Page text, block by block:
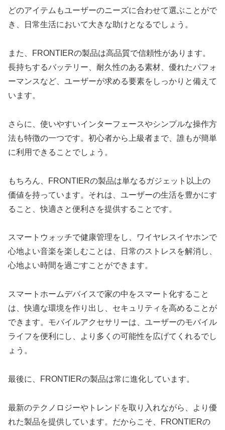
どのアイテムもユーザーのニーズに合わせて選ぶことがで
き、日常生活において大きな助けとなるでしょう。
また、FRONTIERの製品は高品質で信頼性があります。
長持ちするバッテリー、耐久性のある素材、優れたパフォ
ーマンスなど、ユーザーが求める要素をしっかりと備えて
います。
さらに、使いやすいインターフェースやシンプルな操作方
法も特徴の一つです。初心者から上級者まで、誰もが簡単
に利用できることでしょう。
もちろん、FRONTIERの製品は単なるガジェット以上の
価値を持っています。それは、ユーザーの生活を豊かにす
ること、快適さと便利さを提供することです。
スマートウォッチで健康管理をし、ワイヤレスイヤホンで
心地よい音楽を楽しむことは、日常のストレスを解消し、
心地よい時間を過ごすことができます。
スマートホームデバイスで家の中をスマート化すること
は、快適な環境を作り出し、セキュリティを高めることが
できます。モバイルアクセサリーは、ユーザーのモバイル
ライフを便利にし、より多くの可能性を広げてくれるでし
ょう。
最後に、FRONTIERの製品は常に進化しています。
最新のテクノロジーやトレンドを取り入れながら、より優
れた製品を提供しています。だからこそ、FRONTIERの